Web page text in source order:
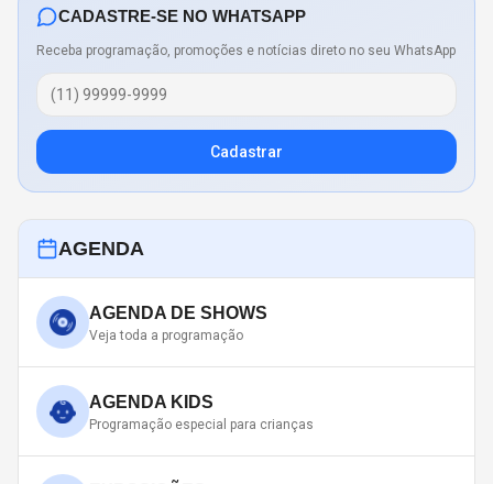
CADASTRE-SE NO WHATSAPP
Receba programação, promoções e notícias direto no seu WhatsApp
Cadastrar
AGENDA
AGENDA DE SHOWS
Veja toda a programação
AGENDA KIDS
Programação especial para crianças